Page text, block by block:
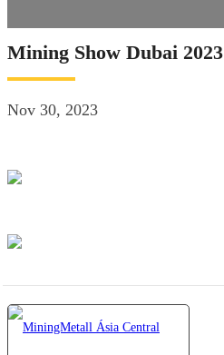
Mining Show Dubai 2023
Nov 30, 2023